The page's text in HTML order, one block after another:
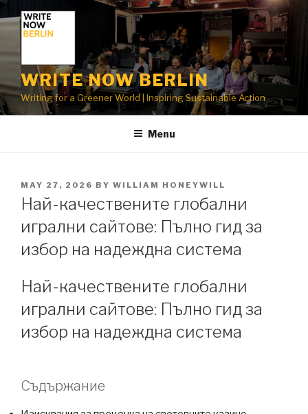
to
content
WRITE NOW BERLIN
Writing for a Greener World | Inspiring Sustainable Action
Menu
POSTED
ON
MAY 27, 2026 BY WILLIAM HONEYWILL
Най-качествените глобални
игрални сайтове: Пълно гид за
избор на надеждна система
Най-качествените глобални
игрални сайтове: Пълно гид за
избор на надеждна система
Съдържание